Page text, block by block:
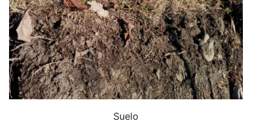
Suelo